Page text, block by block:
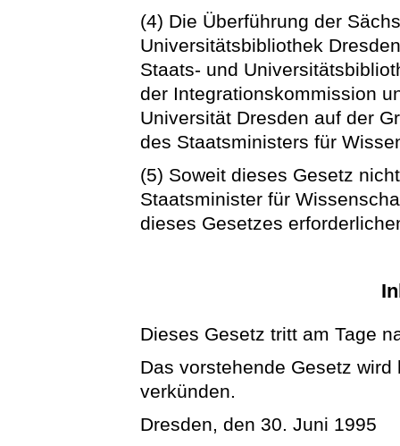
(4) Die Überführung der
Universitätsbibliothek
Staats- und
der Integrationskommission
Universität Dresden auf der
des Staatsministers für
(5) Soweit dieses Gesetz
Staatsminister für
dieses Gesetzes
Dieses Gesetz tritt am Tage
Das vorstehende Gesetz
verkünden.
Dresden, den 30. Juni 1995